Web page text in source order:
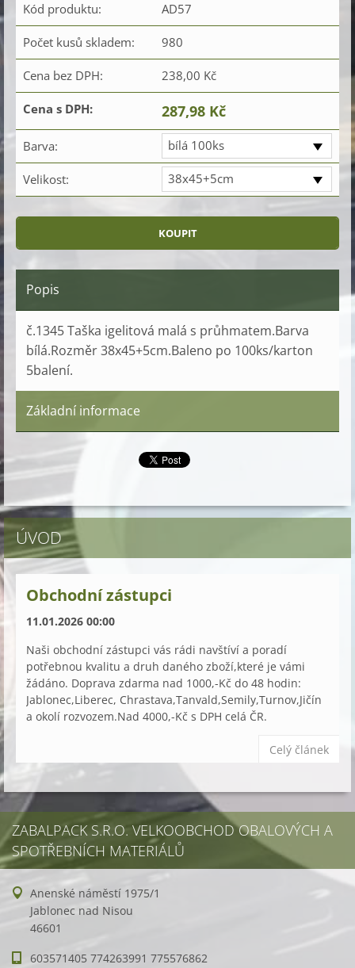
Kód produktu: AD57
Počet kusů skladem: 980
Cena bez DPH: 238,00 Kč
Cena s DPH: 287,98 Kč
Barva: bílá 100ks
Velikost: 38x45+5cm
Popis
č.1345 Taška igelitová malá s průhmatem.Barva
bílá.Rozměr 38x45+5cm.Baleno po 100ks/karton
5balení.
Základní informace
ÚVOD
Obchodní zástupci
11.01.2026 00:00
Naši obchodní zástupci vás rádi navštíví a poradí
potřebnou kvalitu a druh daného zboží,které je vámi
žádáno. Doprava zdarma nad 1000,-Kč do 48 hodin:
Jablonec,Liberec, Chrastava,Tanvald,Semily,Turnov,Jičín
a okolí rozvozem.Nad 4000,-Kč s DPH celá ČR.
Celý článek
ZABALPACK S.R.O. VELKOOBCHOD OBALOVÝCH A
SPOTŘEBNÍCH MATERIÁLŮ
Anenské náměstí 1975/1
Jablonec nad Nisou
46601
603571405 774263991 775576862